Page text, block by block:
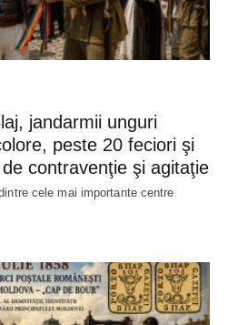
jandarmii unguri
peste 20 feciori şi
contravenţie şi agitaţie
cele mai importante centre